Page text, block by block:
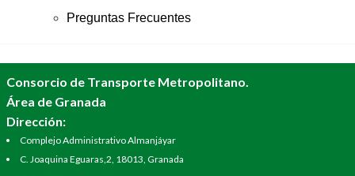
Preguntas Frecuentes
Consorcio de Transporte Metropolitano.
Área de Granada
Dirección:
Complejo Administrativo Almanjáyar
C. Joaquina Eguaras,2, 18013, Granada